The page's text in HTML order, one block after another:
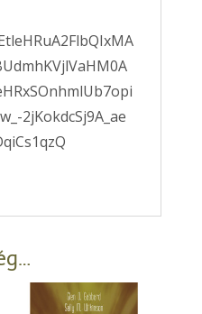
2jKokdcSj9A_ae